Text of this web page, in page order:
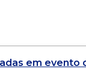
em evento